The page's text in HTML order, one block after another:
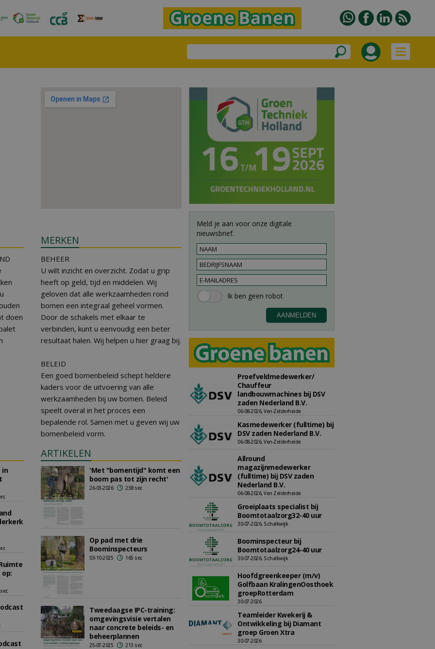
doen
MERKEN
BEHEER
U wilt inzicht en overzicht. Zodat u grip
heeft op geld, tijd en middelen. Wij
geloven dat alle werkzaamheden rond
bomen een integraal geheel vormen.
Door de schakels met elkaar te
verbinden, kunt u eenvoudig een beter
resultaat halen. Wij helpen u hier graag bij.
BELEID
Een goed bomenbeleid schept heldere
kaders voor de uitvoering van alle
werkzaamheden bij uw bomen. Beleid
speelt overal in het proces een
bepalende rol. Samen met u geven wij uw
bomenbeleid vorm.
in
ARTIKELEN
'Met "bomentijd" komt een
boom pas tot zijn recht'
26-03-2026 238 sec
Op pad met drie
Boominspecteurs
03-10-2025 165 sec
Tweedaagse IPC-training:
omgevingsvisie vertalen
naar concrete beleids- en
beheerplannen
25-07-2025 213 sec
Meld je aan voor onze digitale
nieuwsbrief.
Proefveldmedewerker/
Chauffeur
landbouwmachines bij DSV
zaden Nederland B.V.
06-08-2026, Ven-Zelderheide
Kasmedewerker (fulltime) bij
DSV zaden Nederland B.V.
06-08-2026, Ven-Zelderheide
Allround
magazijnmedewerker
(fulltime) bij DSV zaden
Nederland B.V.
06-08-2026, Ven Zelderheide
Groeiplaats specialist bij
Boomtotaalzorg32-40 uur
30-07-2026, Schalkwijk
Boominspecteur bij
Boomtotaalzorg24-40 uur
30-07-2026, Schalkwijk
Hoofdgreenkeeper (m/v)
Golfbaan KralingenOosthoek
groepRotterdam
30-07-2026
Teamleider Kwekerij &
Ontwikkeling bij Diamant
groep Groen Xtra
30-07-2026